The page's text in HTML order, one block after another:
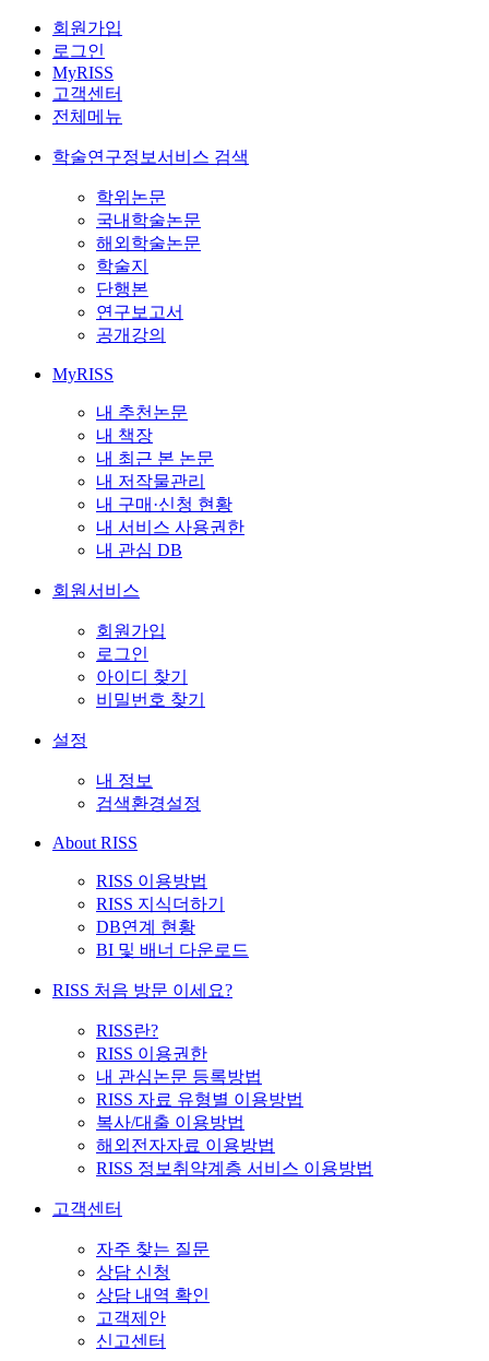
회원가입
로그인
MyRISS
고객센터
전체메뉴
학술연구정보서비스 검색
학위논문
국내학술논문
해외학술논문
학술지
단행본
연구보고서
공개강의
MyRISS
내 추천논문
내 책장
내 최근 본 논문
내 저작물관리
내 구매·신청 현황
내 서비스 사용권한
내 관심 DB
회원서비스
회원가입
로그인
아이디 찾기
비밀번호 찾기
설정
내 정보
검색환경설정
About RISS
RISS 이용방법
RISS 지식더하기
DB연계 현황
BI 및 배너 다운로드
RISS 처음 방문 이세요?
RISS란?
RISS 이용권한
내 관심논문 등록방법
RISS 자료 유형별 이용방법
복사/대출 이용방법
해외전자자료 이용방법
RISS 정보취약계층 서비스 이용방법
고객센터
자주 찾는 질문
상담 신청
상담 내역 확인
고객제안
신고센터